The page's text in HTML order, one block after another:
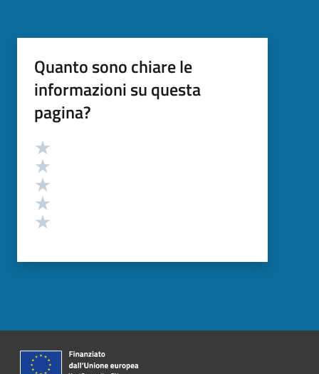
Quanto sono chiare le
informazioni su questa
pagina?
Valutazione